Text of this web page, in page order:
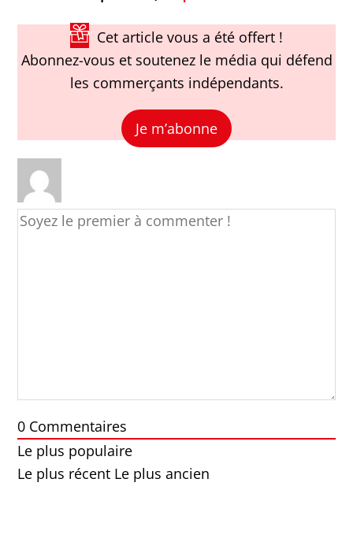
Cet article vous a été offert !
Abonnez-vous et soutenez le média qui défend
les commerçants indépendants.
Je m’abonne
0 Commentaires
Le plus populaire
Le plus récent Le plus ancien